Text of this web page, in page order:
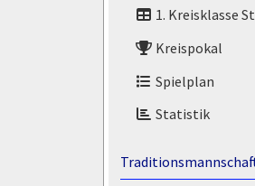
1. Kreisklasse
Kreispokal
Spielplan
Statistik